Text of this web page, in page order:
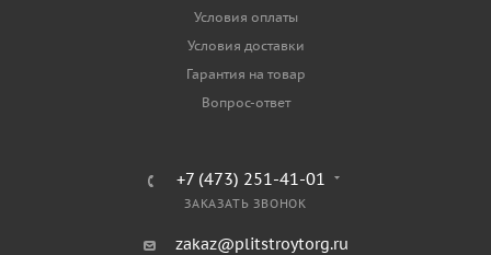
Условия оплаты
Условия доставки
Гарантия на товар
Вопрос-ответ
+7 (473) 251-41-01
ЗАКАЗАТЬ ЗВОНОК
zakaz@plitstroytorg.ru